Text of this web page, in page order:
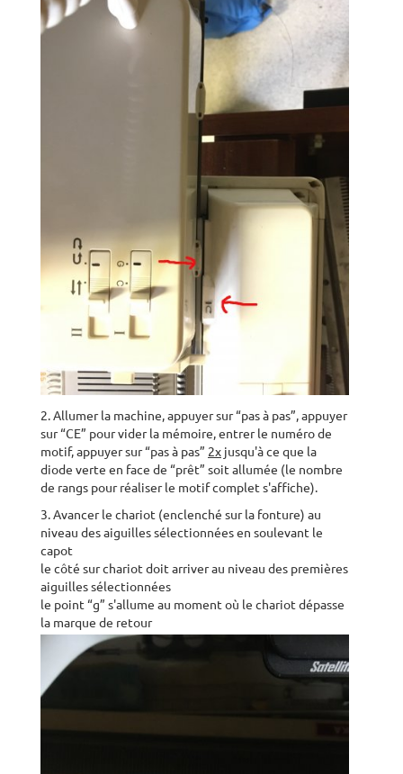
2. Allumer la machine, appuyer sur “pas à pas”, appuyer
sur “CE” pour vider la mémoire, entrer le numéro de
motif, appuyer sur “pas à pas” 2x jusqu'à ce que la
diode verte en face de “prêt” soit allumée (le nombre
de rangs pour réaliser le motif complet s'affiche).
3. Avancer le chariot (enclenché sur la fonture) au
niveau des aiguilles sélectionnées en soulevant le
capot
le côté sur chariot doit arriver au niveau des premières
aiguilles sélectionnées
le point “g” s'allume au moment où le chariot dépasse
la marque de retour